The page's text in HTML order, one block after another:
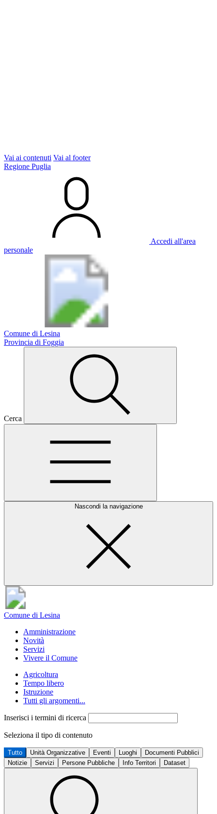
Vai ai contenuti Vai al footer
Regione Puglia
Accedi all'area
personale
Comune di Lesina
Provincia di Foggia
Cerca
Nascondi la navigazione
Comune di Lesina
Amministrazione
Novità
Servizi
Vivere il Comune
Agricoltura
Tempo libero
Istruzione
Tutti gli argomenti...
Inserisci i termini di ricerca
Seleziona il tipo di contenuto
Tutto Unità Organizzative Eventi Luoghi
Documenti Pubblici
Notizie
Servizi Persone Pubbliche Info Territori Dataset